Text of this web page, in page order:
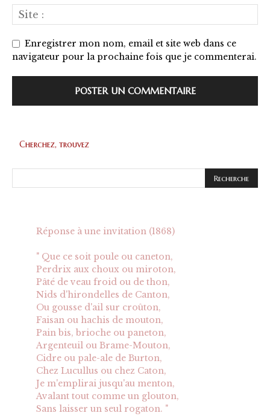
Enregistrer mon nom, email et site web dans ce
navigateur pour la prochaine fois que je commenterai.
Cherchez, trouvez
Réponse à une invitation (1868)
" Que ce soit poule ou caneton,
Perdrix aux choux ou miroton,
Pâté de veau froid ou de thon,
Nids d'hirondelles de Canton,
Ou gousse d'ail sur croûton,
Faisan ou hachis de mouton,
Pain bis, brioche ou paneton,
Argenteuil ou Brame-Mouton,
Cidre ou pale-ale de Burton,
Chez Lucullus ou chez Caton,
Je m'emplirai jusqu'au menton,
Avalant tout comme un glouton,
Sans laisser un seul rogaton. "